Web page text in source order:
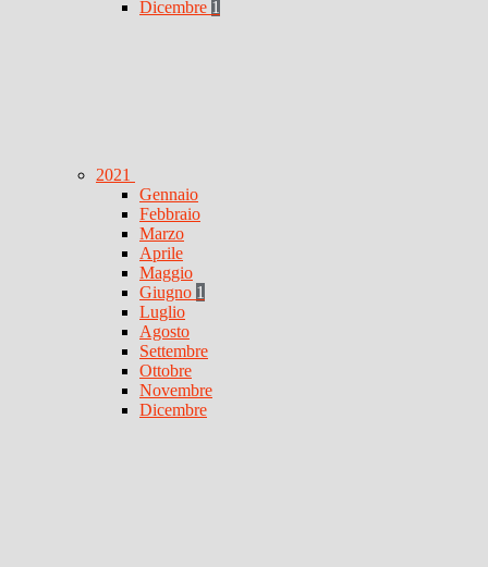
Dicembre 1
2021
Gennaio
Febbraio
Marzo
Aprile
Maggio
Giugno 1
Luglio
Agosto
Settembre
Ottobre
Novembre
Dicembre